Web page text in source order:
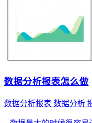
数据分析报表怎么做
数据分析报表 数据分析